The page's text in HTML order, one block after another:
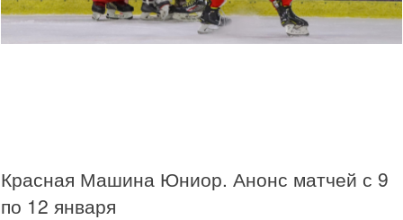
Красная Машина Юниор. Анонс матчей с 9
по 12 января